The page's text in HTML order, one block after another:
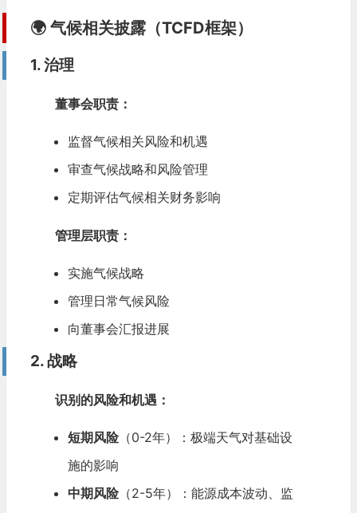
🌍 气候相关披露（TCFD框架）
1. 治理
董事会职责：
监督气候相关风险和机遇
审查气候战略和风险管理
定期评估气候相关财务影响
管理层职责：
实施气候战略
管理日常气候风险
向董事会汇报进展
2. 战略
识别的风险和机遇：
短期风险（0-2年）：极端天气对基础设
施的影响
中期风险（2-5年）：能源成本波动、监